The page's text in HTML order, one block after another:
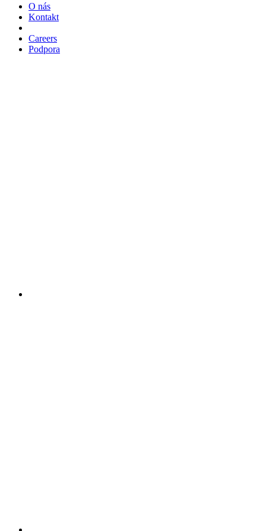
O nás
Kontakt
Careers
Podpora